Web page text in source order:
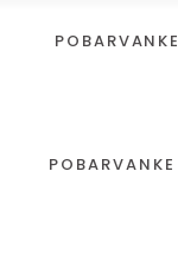
POBARVANKE
POBARVANKE